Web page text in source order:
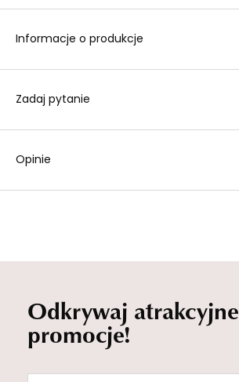
Informacje o produkcje
Zadaj pytanie
Opinie
Odkrywaj atrakcyjne
promocje!